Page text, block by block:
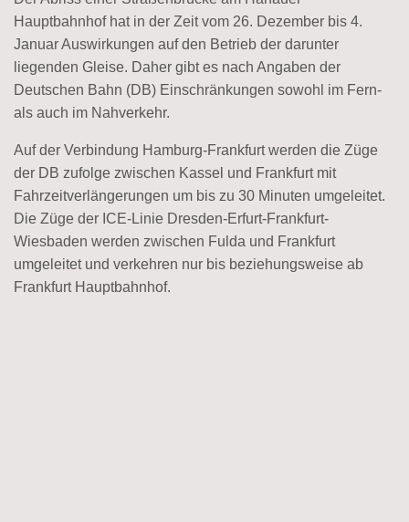
Hauptbahnhof hat in der Zeit vom 26. Dezember bis 4.
Januar Auswirkungen auf den Betrieb der darunter
liegenden Gleise. Daher gibt es nach Angaben der
Deutschen Bahn (DB) Einschränkungen sowohl im Fern-
als auch im Nahverkehr.
Auf der Verbindung Hamburg-Frankfurt werden die Züge
der DB zufolge zwischen Kassel und Frankfurt mit
Fahrzeitverlängerungen um bis zu 30 Minuten umgeleitet.
Die Züge der ICE-Linie Dresden-Erfurt-Frankfurt-
Wiesbaden werden zwischen Fulda und Frankfurt
umgeleitet und verkehren nur bis beziehungsweise ab
Frankfurt Hauptbahnhof.